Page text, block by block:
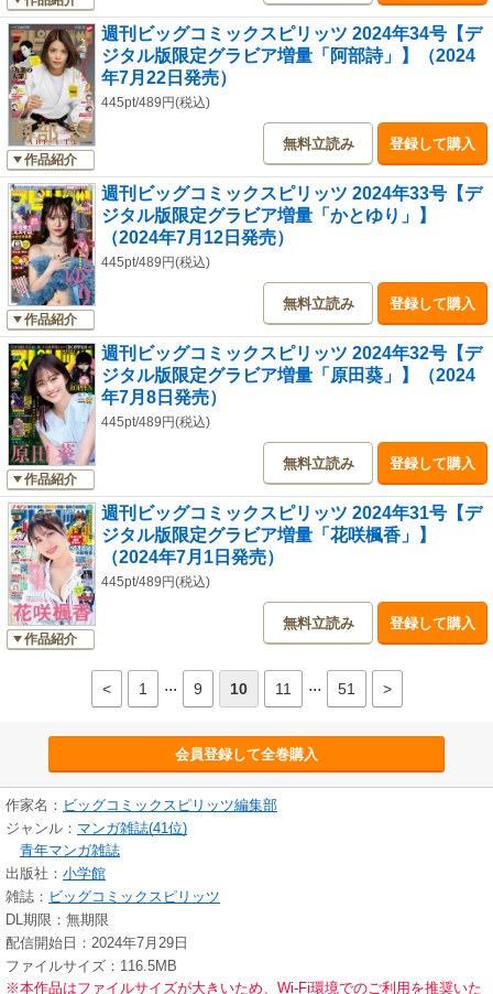
作品紹介
週刊ビッグコミックスピリッツ 2024年34号【デ
ジタル版限定グラビア増量「阿部詩」】（2024
年7月22日発売）
445pt/489円(税込)
無料立読み 登録して購入
作品紹介
週刊ビッグコミックスピリッツ 2024年33号【デ
ジタル版限定グラビア増量「かとゆり」】
（2024年7月12日発売）
445pt/489円(税込)
無料立読み 登録して購入
作品紹介
週刊ビッグコミックスピリッツ 2024年32号【デ
ジタル版限定グラビア増量「原田葵」】（2024
年7月8日発売）
445pt/489円(税込)
無料立読み 登録して購入
作品紹介
週刊ビッグコミックスピリッツ 2024年31号【デ
ジタル版限定グラビア増量「花咲楓香」】
（2024年7月1日発売）
445pt/489円(税込)
無料立読み 登録して購入
< 1 ... 9 10 11 ... 51 >
会員登録して全巻購入
作家名： ビッグコミックスピリッツ編集部
ジャンル： マンガ雑誌(41位)
青年マンガ雑誌
出版社： 小学館
雑誌： ビッグコミックスピリッツ
DL期限：無期限
配信開始日：2024年7月29日
ファイルサイズ：116.5MB
※本作品はファイルサイズが大きいため、Wi-Fi環境でのご利用を推奨いた